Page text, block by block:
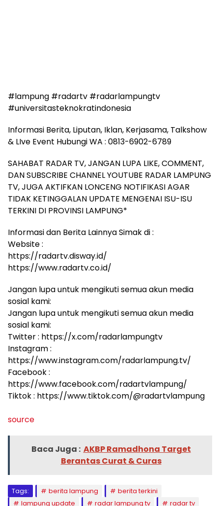
#lampung #radartv #radarlampungtv
#universitasteknokratindonesia
Informasi Berita, Liputan, Iklan, Kerjasama, Talkshow
& LIve Event Hubungi WA : 0813-6902-6789
SAHABAT RADAR TV, JANGAN LUPA LIKE, COMMENT,
DAN SUBSCRIBE CHANNEL YOUTUBE RADAR LAMPUNG
TV, JUGA AKTIFKAN LONCENG NOTIFIKASI AGAR
TIDAK KETINGGALAN UPDATE MENGENAI ISU-ISU
TERKINI DI PROVINSI LAMPUNG*
Informasi dan Berita Lainnya Simak di :
Website :
https://radartv.disway.id/
https://www.radartv.co.id/
Jangan lupa untuk mengikuti semua akun media
sosial kami:
Jangan lupa untuk mengikuti semua akun media
sosial kami:
Twitter : https://x.com/radarlampungtv
Instagram :
https://www.instagram.com/radarlampung.tv/
Facebook :
https://www.facebook.com/radartvlampung/
Tiktok : https://www.tiktok.com/@radartvlampung
source
Baca Juga : AKBP Ramadhona Target
Berantas Curat & Curas
Tags: berita lampung
berita terkini
lampung update
radar lampung tv
radar tv